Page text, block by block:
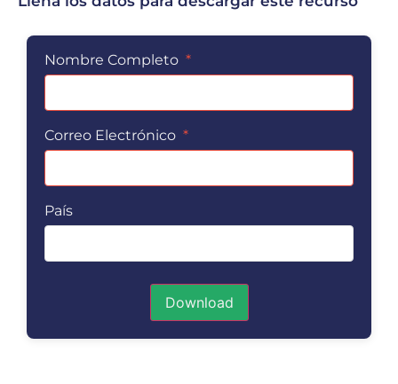
Nombre Completo *
Correo Electrónico *
País
Download